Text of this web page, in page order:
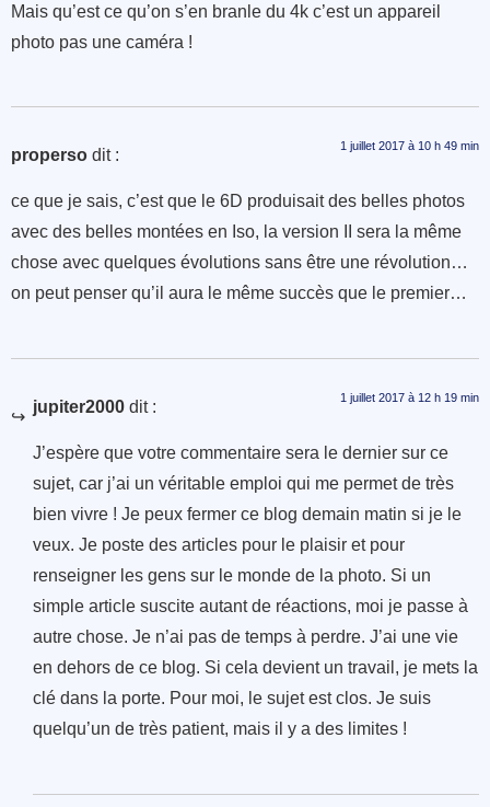
Mais qu’est ce qu’on s’en branle du 4k c’est un appareil
photo pas une caméra !
properso dit : 1 juillet 2017 à 10 h 49 min
ce que je sais, c’est que le 6D produisait des belles photos
avec des belles montées en Iso, la version II sera la même
chose avec quelques évolutions sans être une révolution…
on peut penser qu’il aura le même succès que le premier…
jupiter2000 dit : 1 juillet 2017 à 12 h 19 min
J’espère que votre commentaire sera le dernier sur ce
sujet, car j’ai un véritable emploi qui me permet de très
bien vivre ! Je peux fermer ce blog demain matin si je le
veux. Je poste des articles pour le plaisir et pour
renseigner les gens sur le monde de la photo. Si un
simple article suscite autant de réactions, moi je passe à
autre chose. Je n’ai pas de temps à perdre. J’ai une vie
en dehors de ce blog. Si cela devient un travail, je mets la
clé dans la porte. Pour moi, le sujet est clos. Je suis
quelqu’un de très patient, mais il y a des limites !